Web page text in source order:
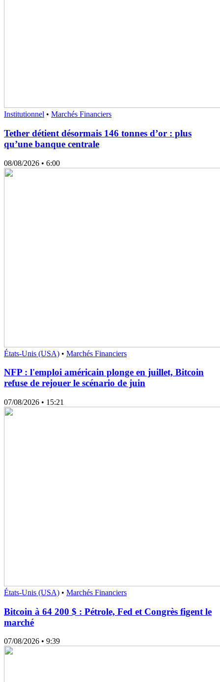
Institutionnel • Marchés Financiers
Tether détient désormais 146 tonnes d’or : plus
qu’une banque centrale
08/08/2026 • 6:00
États-Unis (USA) • Marchés Financiers
NFP : l'emploi américain plonge en juillet, Bitcoin
refuse de rejouer le scénario de juin
07/08/2026 • 15:21
États-Unis (USA) • Marchés Financiers
Bitcoin à 64 200 $ : Pétrole, Fed et Congrès figent le
marché
07/08/2026 • 9:39